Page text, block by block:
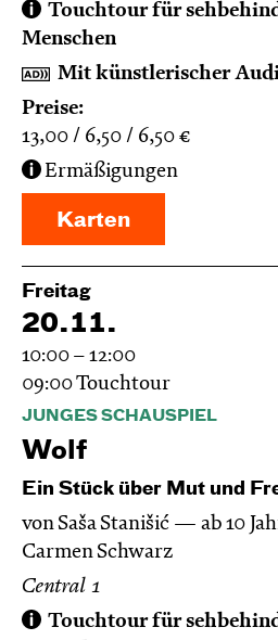
Touchtour für
Menschen
Mit künstlerischer
Preise:
13,00
6,50 6,50 €
Ermäßigungen
Karten
Freitag
20.11.
10:00 – 12:00
09:00Touchtour
JUNGES SCHAUSPIEL
Wolf
Ein Stück über Mut und
von Saša Stanišić ab 10
Carmen Schwarz
Central 1
Touchtour für